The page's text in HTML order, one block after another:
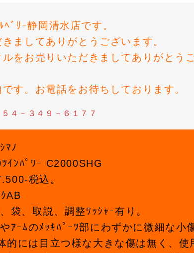
ﾞﾘｰ静岡清水店です。
ましてありがとうございます。
をお売りいただきましてありがとう
す。お電話をお待ちしております。
４－３４９－６１７７
ﾏﾉ
ﾂｲﾝﾊﾟﾜｰ C2000SHG
税込。
AB
袋、取説、調整ﾜｯｼｬｰ有り。
ｱｰﾑのﾒｯｷﾊﾟｰﾂ部にわずかに微細な小
的には目立つ様な大きな傷は無く、使